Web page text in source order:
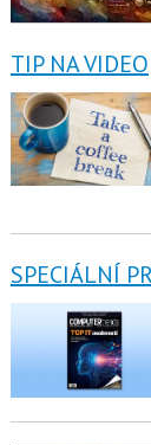
TIP NA VIDEO
SPECIÁLNÍ